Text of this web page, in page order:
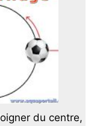
du centre,